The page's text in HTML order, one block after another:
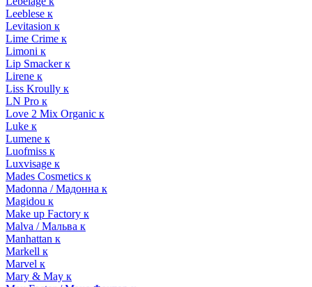
Leeblese к
Levitasion к
Lime Crime к
Limoni к
Lip Smacker к
Lirene к
Liss Kroully к
LN Pro к
Love 2 Mix Organic к
Luke к
Lumene к
Luofmiss к
Luxvisage к
Mades Cosmetics к
Madonna / Мадонна к
Magidou к
Make up Factory к
Malva / Мальва к
Manhattan к
Markell к
Marvel к
Mary & May к